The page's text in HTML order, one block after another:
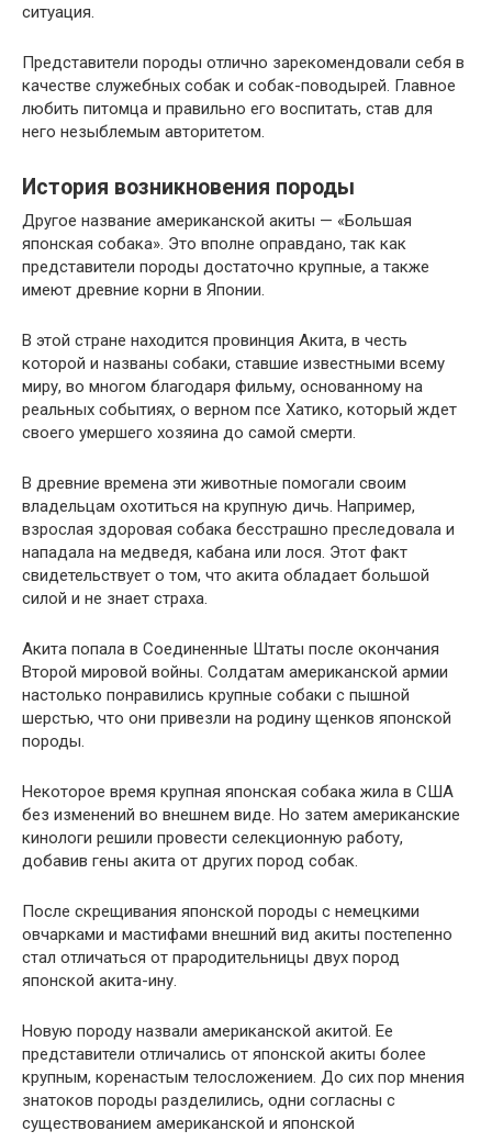
ситуация.
Представители породы отлично зарекомендовали себя в
качестве служебных собак и собак-поводырей. Главное
любить питомца и правильно его воспитать, став для
него незыблемым авторитетом.
История возникновения породы
Другое название американской акиты — «Большая
японская собака». Это вполне оправдано, так как
представители породы достаточно крупные, а также
имеют древние корни в Японии.
В этой стране находится провинция Акита, в честь
которой и названы собаки, ставшие известными всему
миру, во многом благодаря фильму, основанному на
реальных событиях, о верном псе Хатико, который ждет
своего умершего хозяина до самой смерти.
В древние времена эти животные помогали своим
владельцам охотиться на крупную дичь. Например,
взрослая здоровая собака бесстрашно преследовала и
нападала на медведя, кабана или лося. Этот факт
свидетельствует о том, что акита обладает большой
силой и не знает страха.
Акита попала в Соединенные Штаты после окончания
Второй мировой войны. Солдатам американской армии
настолько понравились крупные собаки с пышной
шерстью, что они привезли на родину щенков японской
породы.
Некоторое время крупная японская собака жила в США
без изменений во внешнем виде. Но затем американские
кинологи решили провести селекционную работу,
добавив гены акита от других пород собак.
После скрещивания японской породы с немецкими
овчарками и мастифами внешний вид акиты постепенно
стал отличаться от прародительницы двух пород
японской акита-ину.
Новую породу назвали американской акитой. Ее
представители отличались от японской акиты более
крупным, коренастым телосложением. До сих пор мнения
знатоков породы разделились, одни согласны с
существованием американской и японской